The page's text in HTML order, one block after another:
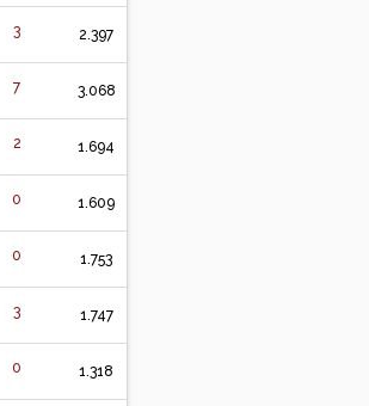
3 2.397
7 3.068
2 1.694
0 1.609
0 1.753
3 1.747
0 1.318